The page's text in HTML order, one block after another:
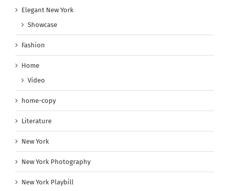
Elegant New York
Showcase
Fashion
Home
Video
home-copy
Literature
New York
New York Photography
New York Playbill